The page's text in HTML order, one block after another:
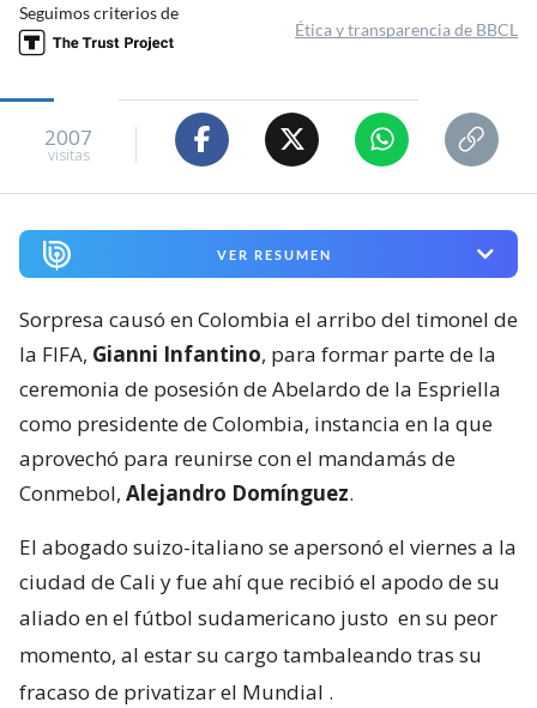
Seguimos criterios de
Ética y transparencia de BBCL
2007
visitas
VER RESUMEN
Sorpresa causó en Colombia el arribo del timonel de
la FIFA, Gianni Infantino, para formar parte de la
ceremonia de posesión de Abelardo de la Espriella
como presidente de Colombia, instancia en la que
aprovechó para reunirse con el mandamás de
Conmebol, Alejandro Domínguez.
El abogado suizo-italiano se apersonó el viernes a la
ciudad de Cali y fue ahí que recibió el apodo de su
aliado en el fútbol sudamericano justo en su peor
momento, al estar su cargo tambaleando tras su
fracaso de privatizar el Mundial .